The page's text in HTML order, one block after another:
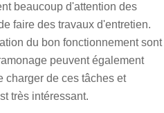
beaucoup d'attention des
faire des travaux d'entretien.
du bon fonctionnement sont
peuvent également
charger de ces tâches et
très intéressant.